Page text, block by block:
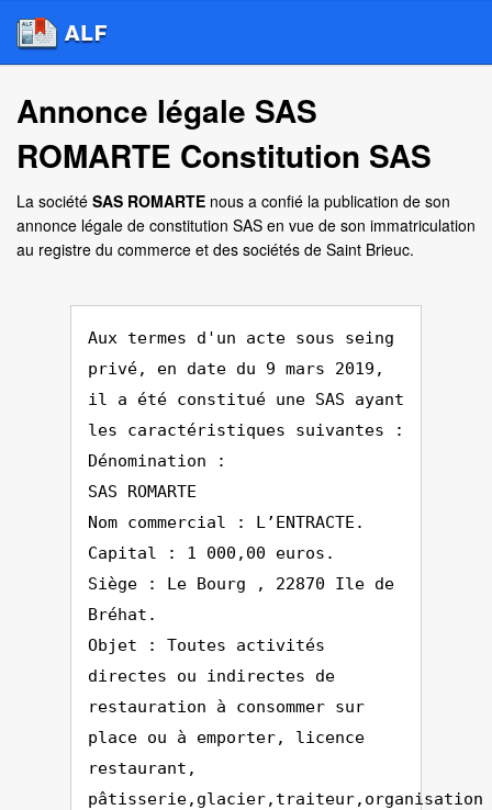
Annonce légale SAS
ROMARTE Constitution SAS
La société SAS ROMARTE nous a confié la publication de son
annonce légale de constitution SAS en vue de son immatriculation
au registre du commerce et des sociétés de Saint Brieuc.
Aux termes d'un acte sous seing
privé, en date du 9 mars 2019,
il a été constitué une SAS ayant
les caractéristiques suivantes :
Dénomination :
SAS ROMARTE
Nom commercial : L’ENTRACTE.
Capital : 1 000,00 euros.
Siège : Le Bourg , 22870 Ile de
Bréhat.
Objet : Toutes activités
directes ou indirectes de
restauration à consommer sur
place ou à emporter, licence
restaurant,
pâtisserie,glacier,traiteur,organisation